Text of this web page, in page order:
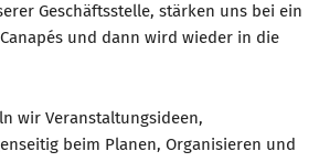
Geschäftsstelle, stärken uns bei ein
und dann wird wieder in die
wir Veranstaltungsideen,
beim Planen, Organisieren und